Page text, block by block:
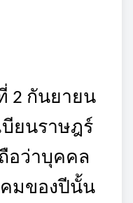
2 กันยายน
ยนราษฎร์
อว่าบุคคล
คมของปีนั้น